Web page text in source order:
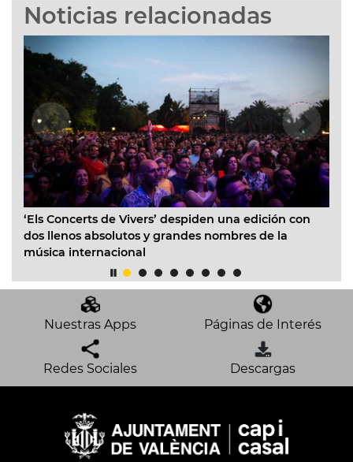
Noticias relacionadas
de Vivers’ despiden una edición con
absolutos y grandes nombres de la
Música,
protagonizan
Nuestras Apps Páginas de Interés
Redes Sociales Descargas